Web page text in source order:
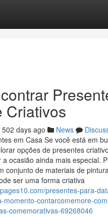
Criativos
502 days ago News
em Casa Se você está em
opções de presentes
ocasião ainda mais especial.
conjunto de materiais de
ser uma forma criativa
presentes-para-
momento-contarcomemore-
comemorativas-69268046